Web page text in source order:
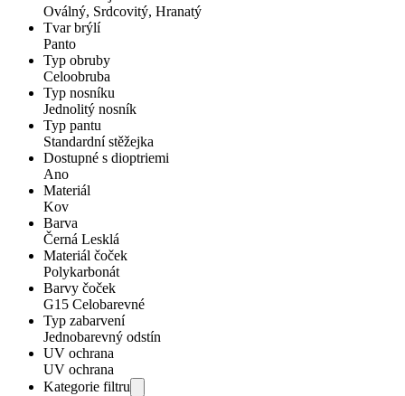
Oválný, Srdcovitý, Hranatý
Tvar brýlí
Panto
Typ obruby
Celoobruba
Typ nosníku
Jednolitý nosník
Typ pantu
Standardní stěžejka
Dostupné s dioptriemi
Ano
Materiál
Kov
Barva
Černá Lesklá
Materiál čoček
Polykarbonát
Barvy čoček
G15 Celobarevné
Typ zabarvení
Jednobarevný odstín
UV ochrana
UV ochrana
Kategorie filtru